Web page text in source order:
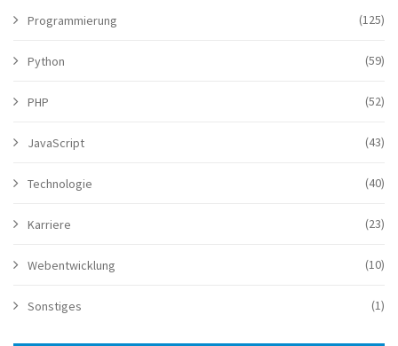
Programmierung (125)
Python (59)
PHP (52)
JavaScript (43)
Technologie (40)
Karriere (23)
Webentwicklung (10)
Sonstiges (1)